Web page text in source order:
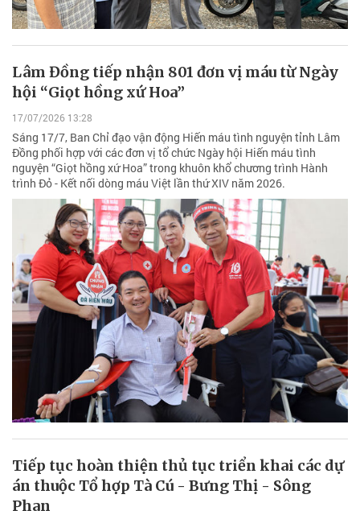
Lâm Đồng tiếp nhận 801 đơn vị máu từ Ngày
hội “Giọt hồng xứ Hoa”
17/07/2026 13:28
Sáng 17/7, Ban Chỉ đạo vận động Hiến máu tình nguyện tỉnh Lâm
Đồng phối hợp với các đơn vị tổ chức Ngày hội Hiến máu tình
nguyện “Giọt hồng xứ Hoa” trong khuôn khổ chương trình Hành
trình Đỏ - Kết nối dòng máu Việt lần thứ XIV năm 2026.
Tiếp tục hoàn thiện thủ tục triển khai các dự
án thuộc Tổ hợp Tà Cú - Bưng Thị - Sông
Phan